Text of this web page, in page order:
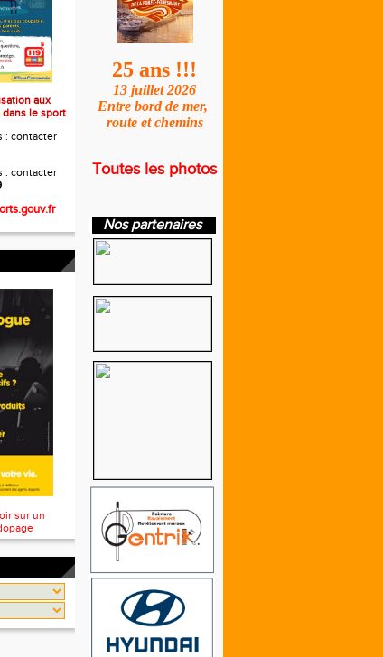
aux
le sport
: contacter
: contacter
sur un
25 ans !!!
13 juillet 2026
Entre bord de mer,
route et chemins
Toutes les photos
Nos partenaires